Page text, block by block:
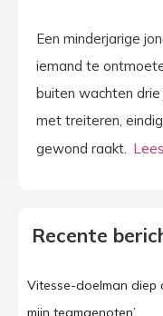
Een minderjarige
iemand te
buiten wachten
met treiteren,
gewond raakt.
Recente
Vitesse-doelman diep
mijn teamgenoten’